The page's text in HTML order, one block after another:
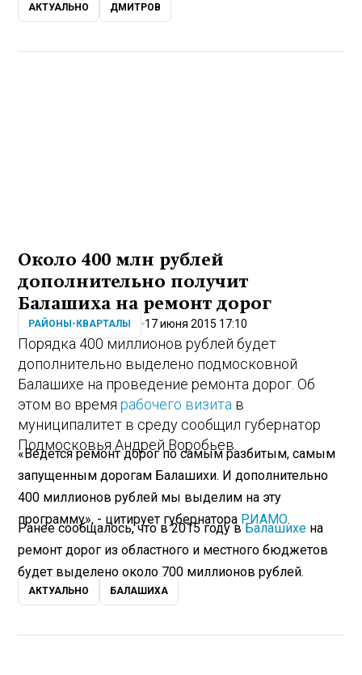
АКТУАЛЬНО ДМИТРОВ
Около 400 млн рублей
дополнительно получит
Балашиха на ремонт дорог
РАЙОНЫ-КВАРТАЛЫ 17 июня 2015 17:10
Порядка 400 миллионов рублей будет
дополнительно выделено подмосковной
Балашихе на проведение ремонта дорог. Об
этом во времярабочего визита в
муниципалитет в среду сообщил губернатор
Подмосковья Андрей Воробьев.
«Ведется ремонт дорог по самым разбитым, самым
запущенным дорогам Балашихи. И дополнительно
400 миллионов рублей мы выделим на эту
программу», - цитирует губернатора РИАМО.
Ранее сообщалось, что в 2015 году в Балашихе на
ремонт дорог из областного и местного бюджетов
будет выделено около 700 миллионов рублей.
АКТУАЛЬНО БАЛАШИХА